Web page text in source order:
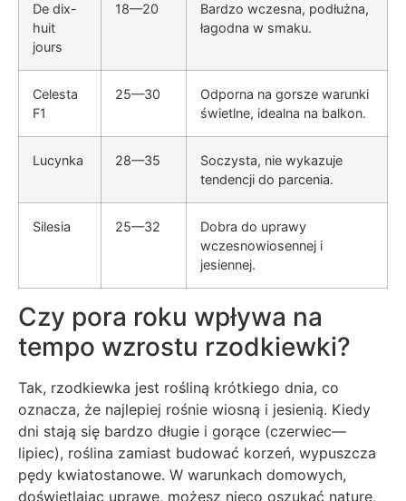
De dix-
huit
jours
18—20
Bardzo wczesna, podłużna,
łagodna w smaku.
Celesta
F1
25—30
Odporna na gorsze warunki
świetlne, idealna na balkon.
Lucynka 28—35
Soczysta, nie wykazuje
tendencji do parcenia.
Silesia 25—32
Dobra do uprawy
wczesnowiosennej i
jesiennej.
Czy pora roku wpływa na
tempo wzrostu rzodkiewki?
Tak, rzodkiewka jest rośliną krótkiego dnia, co
oznacza, że najlepiej rośnie wiosną i jesienią. Kiedy
dni stają się bardzo długie i gorące (czerwiec—
lipiec), roślina zamiast budować korzeń, wypuszcza
pędy kwiatostanowe. W warunkach domowych,
doświetlając uprawę, możesz nieco oszukać naturę,